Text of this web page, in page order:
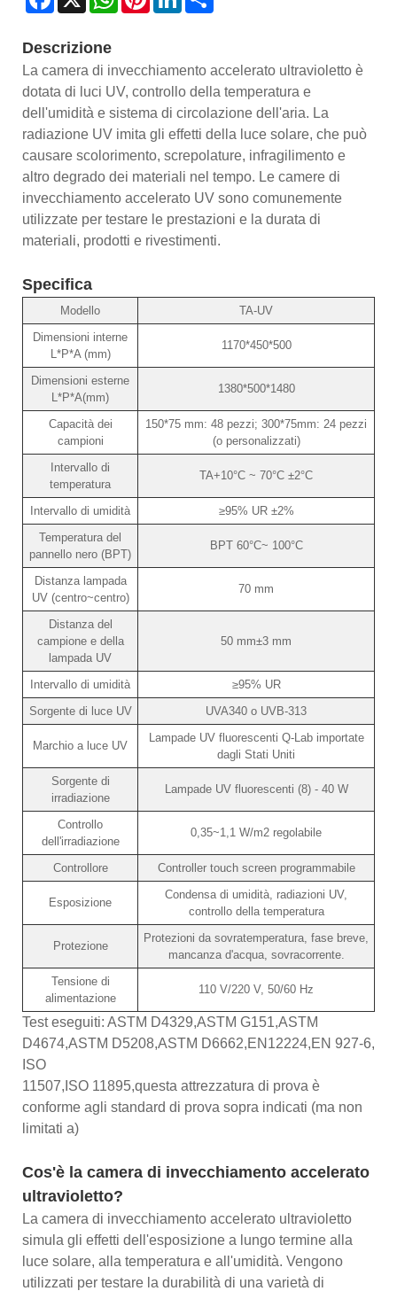
Descrizione
La camera di invecchiamento accelerato ultravioletto è
dotata di luci UV, controllo della temperatura e
dell'umidità e sistema di circolazione dell'aria. La
radiazione UV imita gli effetti della luce solare, che può
causare scolorimento, screpolature, infragilimento e
altro degrado dei materiali nel tempo. Le camere di
invecchiamento accelerato UV sono comunemente
utilizzate per testare le prestazioni e la durata di
materiali, prodotti e rivestimenti.
Specifica
Modello
TA-UV
Dimensioni interne
L*P*A (mm)
1170*450*500
Dimensioni esterne
L*P*A(mm)
1380*500*1480
Capacità dei
campioni
150*75 mm: 48 pezzi; 300*75mm: 24 pezzi
(o personalizzati)
Intervallo di
temperatura
TA+10°C ~ 70°C ±2°C
Intervallo di umidità
≥95% UR ±2%
Temperatura del
pannello nero (BPT)
BPT 60°C~ 100°C
Distanza lampada
UV (centro~centro)
70 mm
Distanza del
campione e della
lampada UV
50 mm±3 mm
Intervallo di umidità
≥95% UR
Sorgente di luce UV
UVA340 o UVB-313
Marchio a luce UV
Lampade UV fluorescenti Q-Lab importate
dagli Stati Uniti
Sorgente di
irradiazione
Lampade UV fluorescenti (8) - 40 W
Controllo
dell'irradiazione
0,35~1,1 W/m2 regolabile
Controllore Controller touch screen programmabile
Esposizione
Condensa di umidità, radiazioni UV,
controllo della temperatura
Protezione
Protezioni da sovratemperatura, fase breve,
mancanza d'acqua, sovracorrente.
Tensione di
alimentazione
110 V/220 V, 50/60 Hz
Test eseguiti: ASTM D4329,ASTM G151,ASTM
D4674,ASTM D5208,ASTM D6662,EN12224,EN 927-6,
ISO
11507,ISO 11895,questa attrezzatura di prova è
conforme agli standard di prova sopra indicati (ma non
limitati a)
Cos'è la camera di invecchiamento accelerato
ultravioletto?
La camera di invecchiamento accelerato ultravioletto
simula gli effetti dell'esposizione a lungo termine alla
luce solare, alla temperatura e all'umidità. Vengono
utilizzati per testare la durabilità di una varietà di